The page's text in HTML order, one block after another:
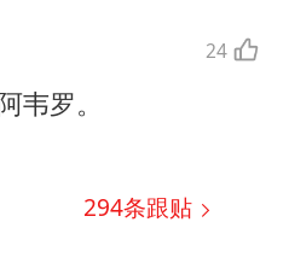
24
韦罗。
294条跟贴